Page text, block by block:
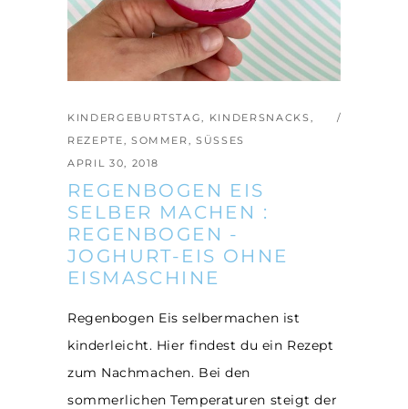
KINDERGEBURTSTAG, KINDERSNACKS,
REZEPTE, SOMMER,SÜSSES
APRIL 30, 2018
REGENBOGEN EIS
SELBER MACHEN :
REGENBOGEN -
JOGHURT-EIS OHNE
EISMASCHINE
Regenbogen Eis selbermachen ist
kinderleicht. Hier findest du ein Rezept
zum Nachmachen. Bei den
sommerlichen Temperaturen steigt der